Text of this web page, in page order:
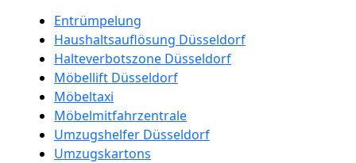
Entrümpelung
Haushaltsauflösung Düsseldorf
Halteverbotszone Düsseldorf
Möbellift Düsseldorf
Möbeltaxi
Möbelmitfahrzentrale
Umzugshelfer Düsseldorf
Umzugskartons